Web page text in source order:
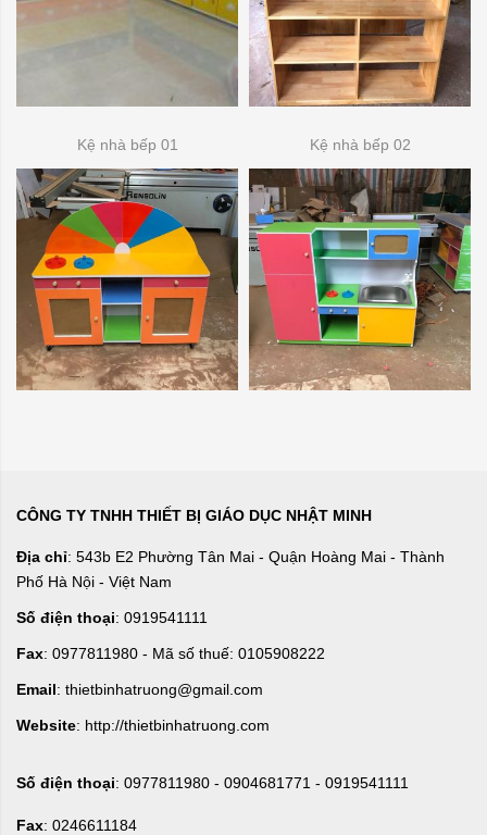
Kệ nhà bếp 01 Kệ nhà bếp 02
CÔNG TY TNHH THIẾT BỊ GIÁO DỤC NHẬT MINH
Địa chỉ: 543b E2 Phường Tân Mai - Quận Hoàng Mai - Thành
Phố Hà Nội - Việt Nam
Số điện thoại: 0919541111
Fax: 0977811980 - Mã số thuế: 0105908222
Email: thietbinhatruong@gmail.com
Website: http://thietbinhatruong.com
Số điện thoại: 0977811980 - 0904681771 - 0919541111
Fax: 0246611184